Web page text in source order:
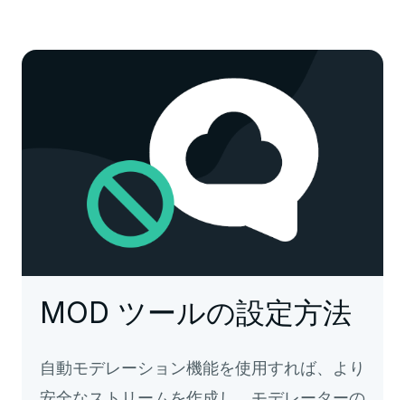
MOD ツールの設定方法
自動モデレーション機能を使用すれば、より